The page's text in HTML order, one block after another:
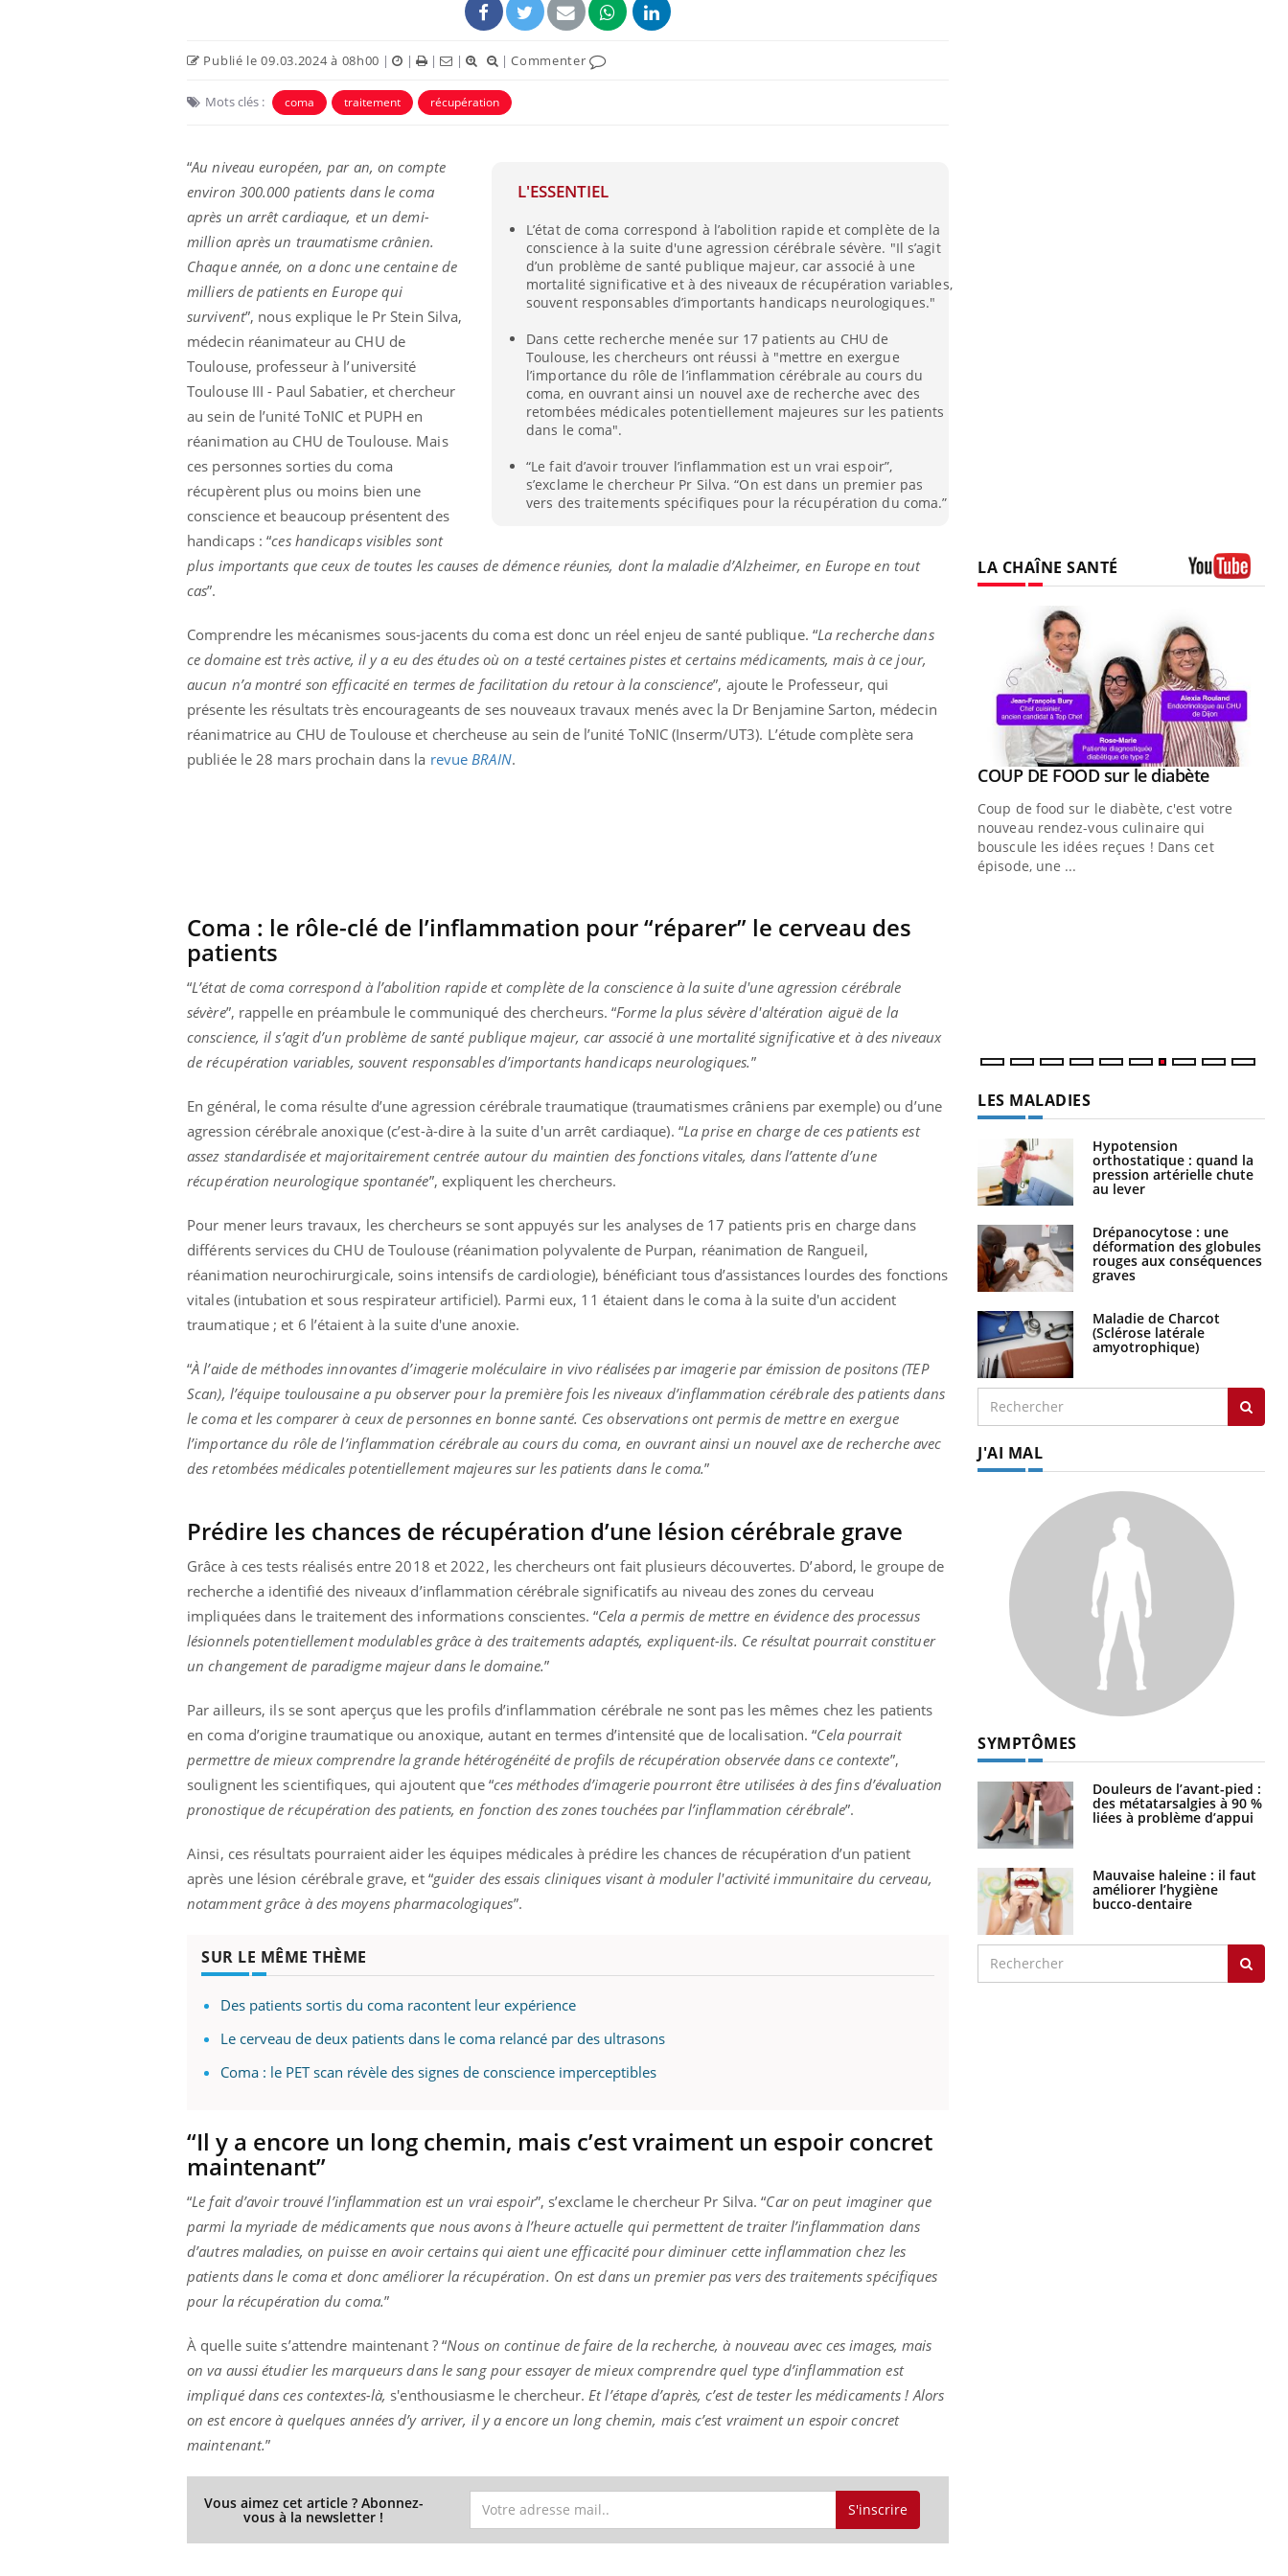
Publié le 09.03.2024 à 08h00 | | | | |Commenter
Mots clés : coma traitement récupération
L'ESSENTIEL
L’état de coma correspond à l’abolition rapide et complète de la
conscience à la suite d'une agression cérébrale sévère. "Il s’agit
d’un problème de santé publique majeur, car associé à une
mortalité significative et à des niveaux de récupération variables,
souvent responsables d’importants handicaps neurologiques."
Dans cette recherche menée sur 17 patients au CHU de
Toulouse, les chercheurs ont réussi à "mettre en exergue
l’importance du rôle de l’inflammation cérébrale au cours du
coma, en ouvrant ainsi un nouvel axe de recherche avec des
retombées médicales potentiellement majeures sur les patients
dans le coma".
“Le fait d’avoir trouver l’inflammation est un vrai espoir”,
s’exclame le chercheur Pr Silva. “On est dans un premier pas
vers des traitements spécifiques pour la récupération du coma.”
“Au niveau européen, par an, on compte
environ 300.000 patients dans le coma
après un arrêt cardiaque, et un demi-
million après un traumatisme crânien.
Chaque année, on a donc une centaine de
milliers de patients en Europe qui
survivent”, nous explique le Pr Stein Silva,
médecin réanimateur au CHU de
Toulouse, ​​professeur à l’université
Toulouse III - Paul Sabatier, et chercheur
au sein de l’unité ToNIC et PUPH en
réanimation au CHU de Toulouse. Mais
ces personnes sorties du coma
récupèrent plus ou moins bien une
conscience et beaucoup présentent des
handicaps : “ces handicaps visibles sont
plus importants que ceux de toutes les causes de démence réunies, dont la maladie d’Alzheimer, en Europe en tout
cas”.
Comprendre les mécanismes sous-jacents du coma est donc un réel enjeu de santé publique. “La recherche dans
ce domaine est très active, il y a eu des études où on a testé certaines pistes et certains médicaments, mais à ce jour,
aucun n’a montré son efficacité en termes de facilitation du retour à la conscience”, ajoute le Professeur, qui
présente les résultats très encourageants de ses nouveaux travaux menés avec la Dr Benjamine Sarton, médecin
réanimatrice au CHU de Toulouse et chercheuse au sein de l’unité ToNIC (Inserm/UT3). L’étude complète sera
publiée le 28 mars prochain dans la revue BRAIN.
Coma : le rôle-clé de l’inflammation pour “réparer” le cerveau des
patients
“L’état de coma correspond à l’abolition rapide et complète de la conscience à la suite d'une agression cérébrale
sévère”, rappelle en préambule le communiqué des chercheurs. “Forme la plus sévère d'altération aiguë de la
conscience, il s’agit d’un problème de santé publique majeur, car associé à une mortalité significative et à des niveaux
de récupération variables, souvent responsables d’importants handicaps neurologiques.”
En général, le coma résulte d’une agression cérébrale traumatique (traumatismes crâniens par exemple) ou d’une
agression cérébrale anoxique (c’est-à-dire à la suite d'un arrêt cardiaque). “La prise en charge de ces patients est
assez standardisée et majoritairement centrée autour du maintien des fonctions vitales, dans l’attente d’une
récupérationneurologique spontanée”, expliquent les chercheurs.
Pour mener leurs travaux, les chercheurs se sont appuyés sur les analyses de 17 patients pris en charge dans
différents services du CHU de Toulouse (réanimation polyvalente de Purpan, réanimation de Rangueil,
réanimation neurochirurgicale, soins intensifs de cardiologie), bénéficiant tous d’assistances lourdes des fonctions
vitales (intubation et sous respirateur artificiel). Parmi eux, 11 étaient dans le coma à la suite d'un accident
traumatique ; et 6 l’étaient à la suite d'une anoxie.
“À l’aide de méthodes innovantes d’imagerie moléculaire in vivo réalisées par imagerie par émission de positons (TEP
Scan), l’équipe toulousaine a pu observer pour la première fois les niveaux d’inflammation cérébrale des patients dans
le coma et les comparer à ceux de personnes en bonne santé. Ces observations ont permis de mettre en exergue
l’importance du rôle de l’inflammation cérébrale au cours du coma, en ouvrant ainsi un nouvel axe de recherche avec
des retombées médicales potentiellement majeures sur les patients dans le coma.”
Prédire les chances de récupération d’une lésion cérébrale grave
Grâce à ces tests réalisés entre 2018 et 2022, les chercheurs ont fait plusieurs découvertes. D’abord, le groupe de
recherche a identifié des niveaux d’inflammation cérébrale significatifs au niveau des zones du cerveau
impliquées dans le traitement des informations conscientes. “Cela a permis de mettre en évidence des processus
lésionnels potentiellement modulables grâce à des traitements adaptés, expliquent-ils. Ce résultat pourrait constituer
un changement de paradigme majeur dans le domaine.”
Par ailleurs, ils se sont aperçus que les profils d’inflammation cérébrale ne sont pas les mêmes chez les patients
en coma d’origine traumatique ou anoxique, autant en termes d’intensité que de localisation. “Cela pourrait
permettre de mieux comprendre la grande hétérogénéité de profils de récupération observée dans ce contexte”,
soulignent les scientifiques, qui ajoutent que “ces méthodes d’imagerie pourront être utilisées à des fins d’évaluation
pronostique de récupération des patients, en fonction des zones touchées parl’inflammation cérébrale”.
Ainsi, ces résultats pourraient aider les équipes médicales à prédire les chances de récupération d’un patient
après une lésion cérébrale grave, et “guider des essais cliniques visant à moduler l'activité immunitaire du cerveau,
notamment grâce à des moyens pharmacologiques”.
SUR LE MÊME THÈME
Des patients sortis du coma racontent leur expérience
Le cerveau de deux patients dans le coma relancé par des ultrasons
Coma : le PET scan révèle des signes de conscience imperceptibles
“Il y a encore un long chemin, mais c’est vraiment un espoir concret
maintenant”
“Le fait d’avoir trouvé l’inflammation est un vrai espoir”, s’exclame le chercheur Pr Silva. “Car on peut imaginer que
parmi la myriade de médicaments que nous avons à l’heure actuelle qui permettent de traiter l’inflammation dans
d’autres maladies, on puisse en avoir certains qui aient une efficacité pour diminuer cette inflammation chez les
patients dans le coma et donc améliorer la récupération. On est dans un premier pas vers des traitements spécifiques
pour la récupération du coma.”
À quelle suite s’attendre maintenant ? “Nous on continue de faire de la recherche, à nouveau avec ces images, mais
on va aussi étudier les marqueurs dans le sang pour essayer de mieux comprendre quel type d’inflammation est
impliqué dans ces contextes-là, s'enthousiasme le chercheur. Et l’étape d’après, c’est de tester les médicaments ! Alors
on est encore à quelques années d’y arriver, il y a encore un long chemin, mais c’est vraiment un espoir concret
maintenant.”
Vous aimez cet article ? Abonnez-
vous à la newsletter ! S'inscrire
LA CHAÎNE SANTÉ
Diabète & Ramadan 2026 Youtube Youtube
COUP DE FOOD sur le diabèteYoutube
Coup de food sur le diabète, c'est votre
nouveau rendez-vous culinaire qui
bouscule les idées reçues ! Dans cet
épisode, une ...
LES MALADIES
Hypotension
orthostatique : quand la
pression artérielle chute
au lever
Drépanocytose : une
déformation des globules
rouges aux conséquences
graves
Maladie de Charcot
(Sclérose latérale
amyotrophique)
J'AI MAL
SYMPTÔMES
Douleurs de l’avant-pied :
des métatarsalgies à 90 %
liées à problème d’appui
Mauvaise haleine : il faut
améliorer l’hygiène
bucco-dentaire